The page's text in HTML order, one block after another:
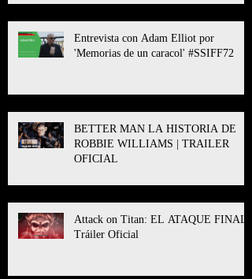
Entrevista con Adam Elliot por
'Memorias de un caracol' #SSIFF72
BETTER MAN LA HISTORIA DE
ROBBIE WILLIAMS | TRAILER
OFICIAL
Attack on Titan: EL ATAQUE FINAL l
Tráiler Oficial